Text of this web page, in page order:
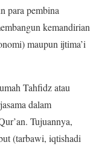
para pembina
kemandirian
maupun ijtima’i
Tahfidz atau
dalam
Tujuannya,
(tarbawi, iqtishadi